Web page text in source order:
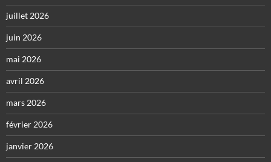
juillet 2026
juin 2026
mai 2026
avril 2026
mars 2026
février 2026
janvier 2026